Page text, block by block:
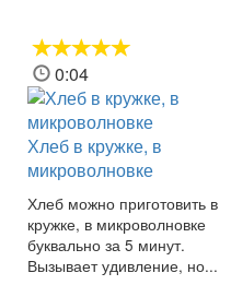
0:04
Хлеб в кружке, в
микроволновке
Хлеб можно приготовить в
кружке, в микроволновке
буквально за 5 минут.
Вызывает удивление, но...